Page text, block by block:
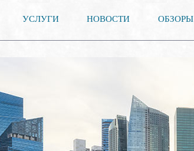
УСЛУГИ НОВОСТИ ОБЗОРЫ